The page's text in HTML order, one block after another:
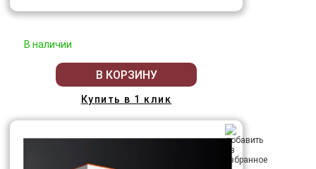
В наличии
В КОРЗИНУ
Купить в 1 клик